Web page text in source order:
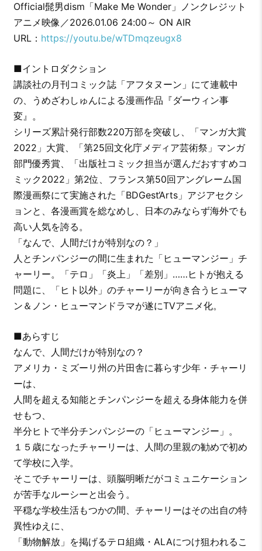
Official髭男dism「Make Me Wonder」ノンクレジット
アニメ映像／2026.01.06 24:00～ ON AIR
URL： https://youtu.be/wTDmqzeugx8
■イントロダクション
講談社の月刊コミック誌「アフタヌーン」にて連載中
の、うめざわしゅんによる漫画作品『ダーウィン事
変』。
シリーズ累計発行部数220万部を突破し、「マンガ大賞
2022」大賞、「第25回文化庁メディア芸術祭」マンガ
部門優秀賞、「出版社コミック担当が選んだおすすめコ
ミック2022」第2位、フランス第50回アングレーム国
際漫画祭にて実施された「BDGest‘Arts」アジアセクシ
ョンと、各漫画賞を総なめし、日本のみならず海外でも
高い人気を誇る。
「なんで、人間だけが特別なの？」
人とチンパンジーの間に生まれた「ヒューマンジー」チ
ャーリー。「テロ」「炎上」「差別」……ヒトが抱える
問題に、「ヒト以外」のチャーリーが向き合うヒューマ
ン＆ノン・ヒューマンドラマが遂にTVアニメ化。
■あらすじ
なんで、人間だけが特別なの？
アメリカ・ミズーリ州の片田舎に暮らす少年・チャーリ
ーは、
人間を超える知能とチンパンジーを超える身体能力を併
せもつ、
半分ヒトで半分チンパンジーの「ヒューマンジー」。
１５歳になったチャーリーは、人間の里親の勧めで初め
て学校に入学。
そこでチャーリーは、頭脳明晰だがコミュニケーション
が苦手なルーシーと出会う。
平穏な学校生活もつかの間、チャーリーはその出自の特
異性ゆえに、
「動物解放」を掲げるテロ組織・ALAにつけ狙われるこ